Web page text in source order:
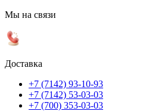
Мы на связи
Доставка
+7 (7142) 93-10-93
+7 (7142) 53-03-03
+7 (700) 353-03-03